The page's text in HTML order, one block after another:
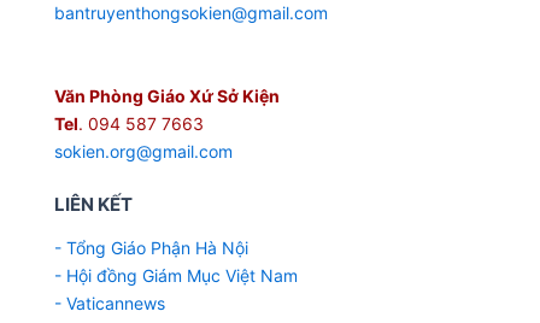
bantruyenthongsokien@gmail.com
Văn Phòng Giáo Xứ Sở Kiện
Tel. 094 587 7663
sokien.org@gmail.com
LIÊN KẾT
- Tổng Giáo Phận Hà Nội
- Hội đồng Giám Mục Việt Nam
- Vaticannews